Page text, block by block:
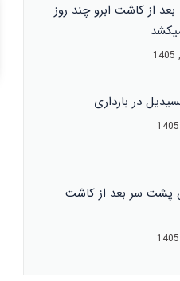
از کاشت ابرو چند روز
در بارداری
سر بعد از کاشت